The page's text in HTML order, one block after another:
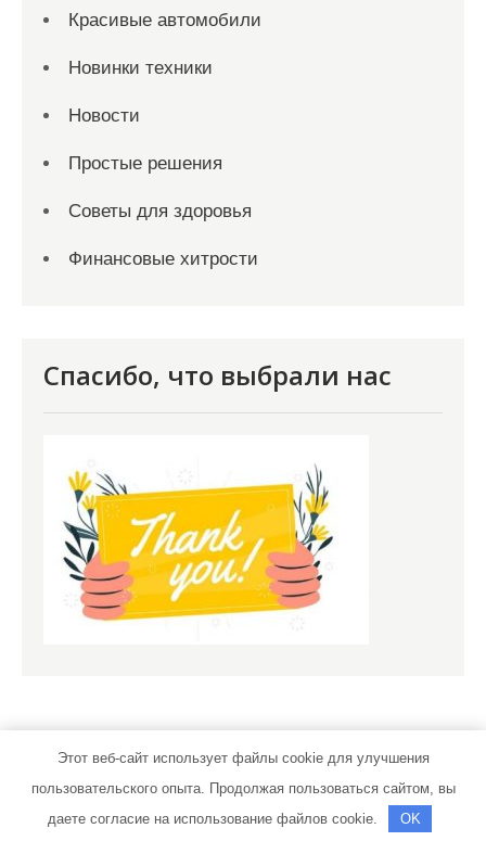
Красивые автомобили
Новинки техники
Новости
Простые решения
Советы для здоровья
Финансовые хитрости
Спасибо, что выбрали нас
novomoskov.ru | Тема от Grace Themes
Этот веб-сайт использует файлы cookie для улучшения
пользовательского опыта. Продолжая пользоваться сайтом, вы
даете согласие на использование файлов cookie.
OK